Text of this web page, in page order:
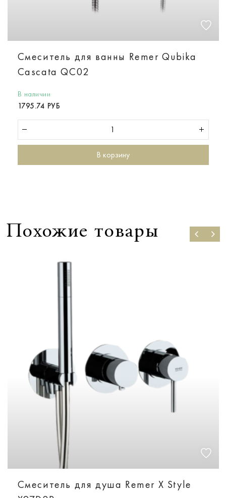
Смеситель для ванны Remer Qubika
Cascata QC02
В наличии
1795.74 РУБ
В корзину
Похожие товары
Смеситель для душа Remer X Style